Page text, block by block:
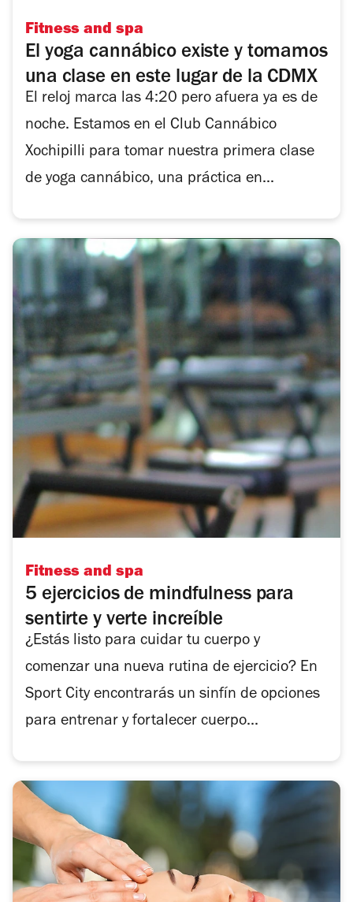
Fitness and spa
El yoga cannábico existe y tomamos
una clase en este lugar de la CDMX
El reloj marca las 4:20 pero afuera ya es de
noche. Estamos en el Club Cannábico
Xochipilli para tomar nuestra primera clase
de yoga cannábico, una práctica en...
Fitness and spa
5 ejercicios de mindfulness para
sentirte y verte increíble
¿Estás listo para cuidar tu cuerpo y
comenzar una nueva rutina de ejercicio? En
Sport City encontrarás un sinfín de opciones
para entrenar y fortalecer cuerpo...